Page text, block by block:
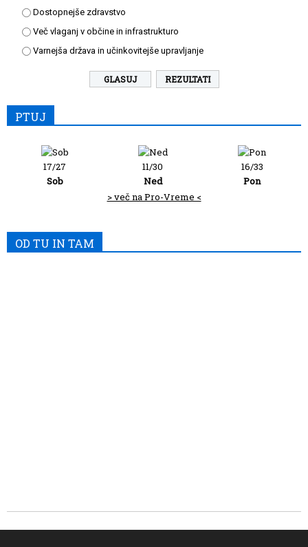
Dostopnejše zdravstvo
Več vlaganj v občine in infrastrukturo
Varnejša država in učinkovitejše upravljanje
REZULTATI
PTUJ
17/27
Sob
11/30
Ned
16/33
Pon
> več na Pro-Vreme <
OD TU IN TAM